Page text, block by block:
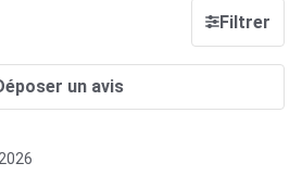
Filtrer
un avis